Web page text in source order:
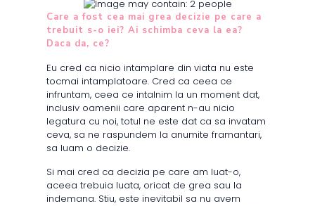
Care a fost cea mai grea decizie pe care a
trebuit s-o iei? Ai schimba ceva la ea?
Daca da, ce?
Eu cred ca nicio intamplare din viata nu este
tocmai intamplatoare. Cred ca ceea ce
infruntam, ceea ce intalnim la un moment dat,
inclusiv oamenii care aparent n-au nicio
legatura cu noi, totul ne este dat ca sa invatam
ceva, sa ne raspundem la anumite framantari,
sa luam o decizie.
Si mai cred ca decizia pe care am luat-o,
aceea trebuia luata, oricat de grea sau la
indemana. Stiu, este inevitabil sa nu avem